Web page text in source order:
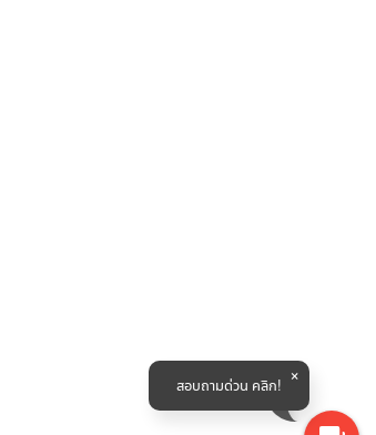
สอบถามด่วน คลิก!